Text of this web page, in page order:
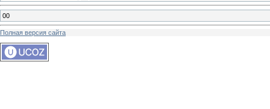
00
Полная версия сайта